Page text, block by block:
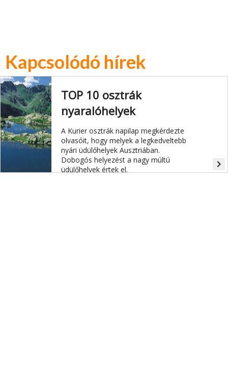
Kapcsolódó hírek
TOP 10 osztrák
nyaralóhelyek
A Kurier osztrák napilap megkérdezte
olvasóit, hogy melyek a legkedveltebb
nyári üdülőhelyek Ausztriában.
Dobogós helyezést a nagy múltú
üdülőhelyek értek el.
navigate_next